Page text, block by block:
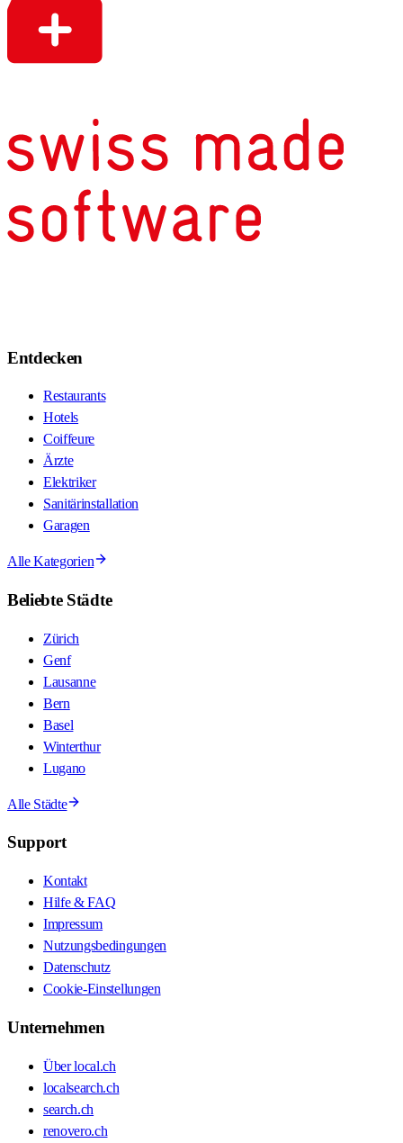
Entdecken
Restaurants
Hotels
Coiffeure
Ärzte
Elektriker
Sanitärinstallation
Garagen
Alle Kategorien
Beliebte Städte
Zürich
Genf
Lausanne
Bern
Basel
Winterthur
Lugano
Alle Städte
Support
Kontakt
Hilfe & FAQ
Impressum
Nutzungsbedingungen
Datenschutz
Cookie-Einstellungen
Unternehmen
Über local.ch
localsearch.ch
search.ch
renovero.ch